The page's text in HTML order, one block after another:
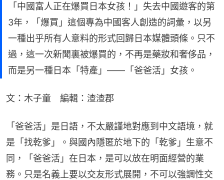
「中國富人正在爆買日本女孩！」失去中國遊客的第
3年，「爆買」這個專為中國客人創造的詞彙，以另
一種出乎所有人意料的形式回歸日本媒體頭條。只不
過，這一次新聞裏被爆買的，不再是藥妝和奢侈品，
而是另一種日本「特產」——「爸爸活」女孩。
文：木子童　編輯：渣渣郡
「爸爸活」是日語，不太嚴謹地對應到中文語境，就
是「找乾爹」。與國內隱匿於地下的「乾爹」生意不
同，「爸爸活」在日本，是可以放在明面經營的業
務。只是名義上要以交友形式展開，不可以強調性交